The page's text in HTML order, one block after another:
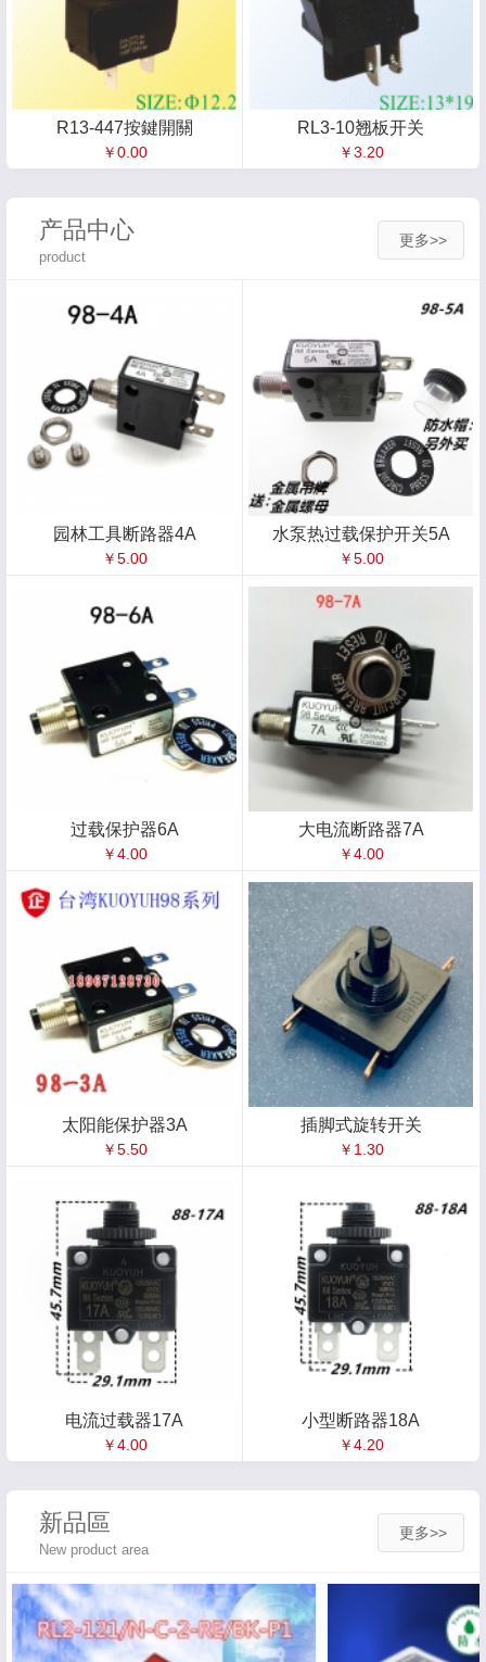
R13-447按鍵開關
￥0.00
RL3-10翘板开关
￥3.20
产品中心
product
更多>>
园林工具断路器4A
￥5.00
水泵热过载保护开关5A
￥5.00
过载保护器6A
￥4.00
大电流断路器7A
￥4.00
太阳能保护器3A
￥5.50
插脚式旋转开关
￥1.30
电流过载器17A
￥4.00
小型断路器18A
￥4.20
新品區
New product area
更多>>